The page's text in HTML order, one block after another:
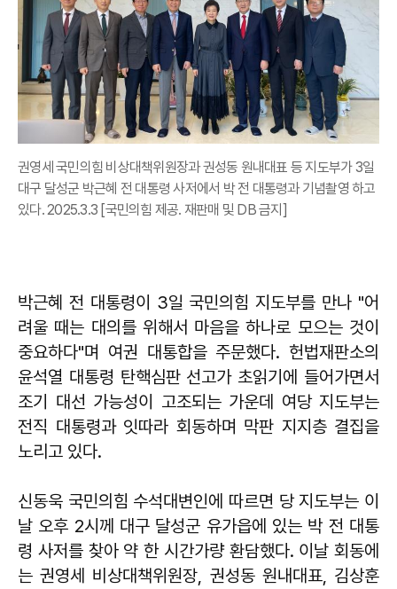
권영세 국민의힘 비상대책위원장과 권성동 원내대표 등 지도부가 3일
대구 달성군 박근혜 전 대통령 사저에서 박 전 대통령과 기념촬영 하고
있다. 2025.3.3 [국민의힘 제공. 재판매 및 DB 금지]
박근혜 전 대통령이 3일 국민의힘 지도부를 만나 "어
려울 때는 대의를 위해서 마음을 하나로 모으는 것이
중요하다"며 여권 대통합을 주문했다. 헌법재판소의
윤석열 대통령 탄핵심판 선고가 초읽기에 들어가면서
조기 대선 가능성이 고조되는 가운데 여당 지도부는
전직 대통령과 잇따라 회동하며 막판 지지층 결집을
노리고 있다.
신동욱 국민의힘 수석대변인에 따르면 당 지도부는 이
날 오후 2시께 대구 달성군 유가읍에 있는 박 전 대통
령 사저를 찾아 약 한 시간가량 환담했다. 이날 회동에
는 권영세 비상대책위원장, 권성동 원내대표, 김상훈